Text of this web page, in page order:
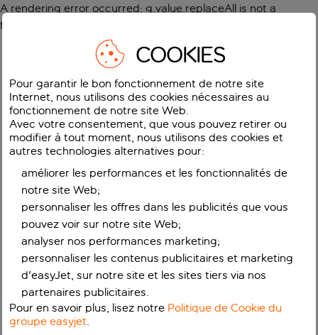
A rendering error occurred: g.value.replaceAll is not a
function
COOKIES
Pour garantir le bon fonctionnement de notre site
Internet, nous utilisons des cookies nécessaires au
fonctionnement de notre site Web.
Avec votre consentement, que vous pouvez retirer ou
modifier à tout moment, nous utilisons des cookies et
autres technologies alternatives pour:
améliorer les performances et les fonctionnalités de
notre site Web;
personnaliser les offres dans les publicités que vous
pouvez voir sur notre site Web;
analyser nos performances marketing;
personnaliser les contenus publicitaires et marketing
d'easyJet, sur notre site et les sites tiers via nos
partenaires publicitaires.
Pour en savoir plus, lisez notre Politique de Cookie du
groupe easyjet.